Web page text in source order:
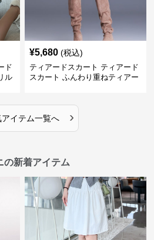
ド
ル
¥5,680 (税込)
ティアードスカート ティアード
スカート ふんわり重ねティアー
アイテム一覧へ ›
の新着アイテム